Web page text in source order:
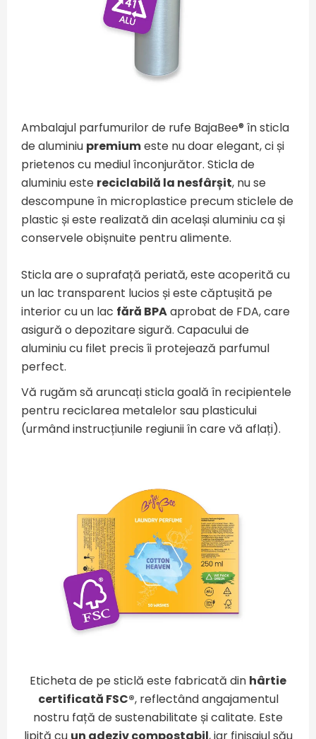
Ambalajul parfumurilor de rufe BajaBee® în sticla
de aluminiu premiumeste nu doar elegant, ci și
prietenos cu mediul înconjurător. Sticla de
aluminiu este reciclabilă la nesfârșit, nu se
descompune în microplastice precum sticlele de
plastic și este realizată din același aluminiu ca și
conservele obișnuite pentru alimente.
Sticla are o suprafață periată, este acoperită cu
un lac transparent lucios și este căptușită pe
interior cu un lac fără BPAaprobat de FDA, care
asigură o depozitare sigură. Capacului de
aluminiu cu filet precis îi protejează parfumul
perfect.
Vă rugăm să aruncați sticla goală în recipientele
pentru reciclarea metalelor sau plasticului
(urmând instrucțiunile regiunii în care vă aflați).
Eticheta de pe sticlă este fabricată din hârtie
certificată FSC®, reflectând angajamentul
nostru față de sustenabilitate și calitate. Este